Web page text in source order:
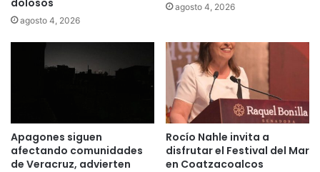
dolosos
agosto 4, 2026
agosto 4, 2026
Apagones siguen
afectando comunidades
de Veracruz, advierten
Rocío Nahle invita a
disfrutar el Festival del Mar
en Coatzacoalcos